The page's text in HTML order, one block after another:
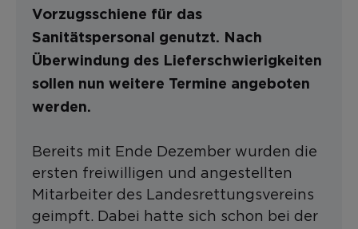
Vorzugsschiene für das
Sanitätspersonal genutzt. Nach
Überwindung des Lieferschwierigkeiten
sollen nun weitere Termine angeboten
werden.
Bereits mit Ende Dezember wurden die
ersten freiwilligen und angestellten
Mitarbeiter des Landesrettungsvereins
geimpft. Dabei hatte sich schon bei der